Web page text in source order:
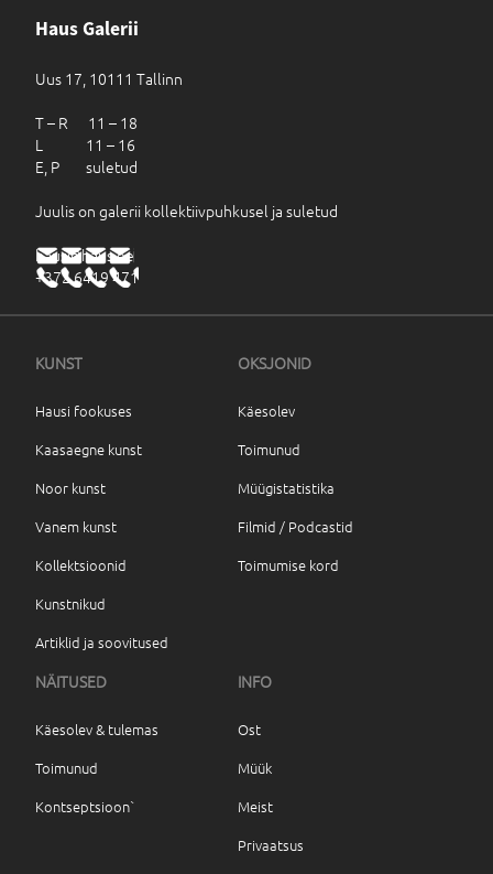
Haus Galerii
Uus 17, 10111 Tallinn
T – R 11 – 18
L 11 – 16
E, P suletud
Juulis on galerii kollektiivpuhkusel ja suletud
haus@haus.ee
+372 6419 471
KUNST
Hausi fookuses
Kaasaegne kunst
Noor kunst
Vanem kunst
Kollektsioonid
Kunstnikud
Artiklid ja soovitused
OKSJONID
Käesolev
Toimunud
Müügistatistika
Filmid / Podcastid
Toimumise kord
NÄITUSED
Käesolev & tulemas
Toimunud
Kontseptsioon`
INFO
Ost
Müük
Meist
Privaatsus